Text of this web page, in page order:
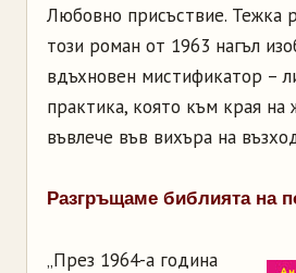
Любовно присъствие. Тежка
този роман от 1963 нагъл
вдъхновен мистификатор –
практика, която към края
въвлече във вихъра на
Разгръщаме библията на
„През 1964-а година